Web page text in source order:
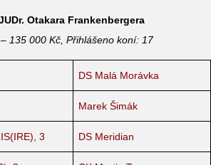
Otakara Frankenbergera
135 000 Kč, Přihlášeno koní: 17
DS Malá Morávka
Marek Šimák
3 DS Meridian